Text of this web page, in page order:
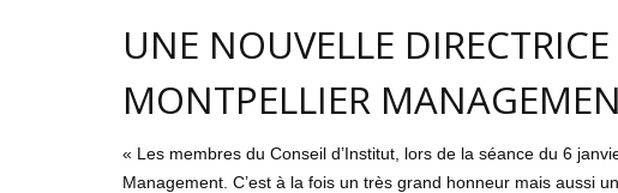
UNE NOUVELLE
MONTPELLIER
« Les membres du Conseil d’Institut, lors de la séance du 6
Management. C’est à la fois un très grand honneur mais aussi